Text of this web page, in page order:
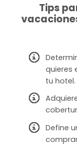
Tips
quieres
tu hotel.
Define